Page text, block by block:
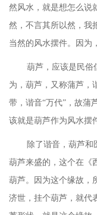
然风水，就是想怎么说
然，不言其所以然，我
当然的风水摆件。因为
葫芦，应该是民俗
为，葫芦，又称蒲芦，
带，谐音“万代”，故蒲
该就是葫芦作为风水摆
除了谐音，葫芦和
葫芦来盛的，这个在《
葫芦。因为这个缘故，
济世，挂个葫芦，就代